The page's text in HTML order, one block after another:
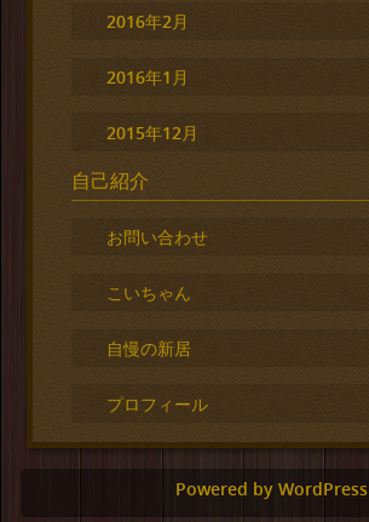
2016年2月
2016年1月
2015年12月
自己紹介
お問い合わせ
こいちゃん
自慢の新居
プロフィール
Powered by WordPress